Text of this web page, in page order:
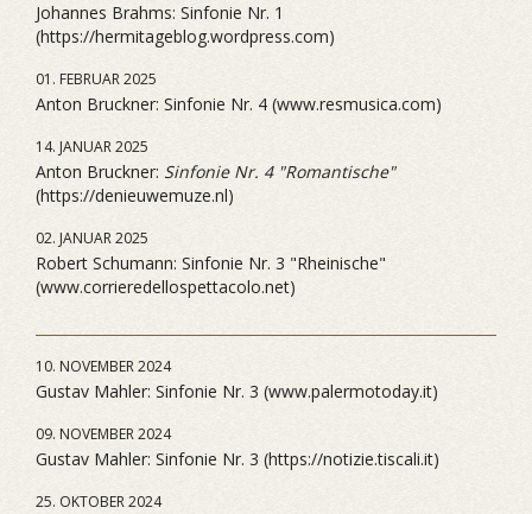
Johannes Brahms: Sinfonie Nr. 1
(https://hermitageblog.wordpress.com)
01. FEBRUAR 2025
Anton Bruckner: Sinfonie Nr. 4 (www.resmusica.com)
14. JANUAR 2025
Anton Bruckner: Sinfonie Nr. 4 "Romantische"
(https://denieuwemuze.nl)
02. JANUAR 2025
Robert Schumann: Sinfonie Nr. 3 "Rheinische"
(www.corrieredellospettacolo.net)
10. NOVEMBER 2024
Gustav Mahler: Sinfonie Nr. 3 (www.palermotoday.it)
09. NOVEMBER 2024
Gustav Mahler: Sinfonie Nr. 3 (https://notizie.tiscali.it)
25. OKTOBER 2024